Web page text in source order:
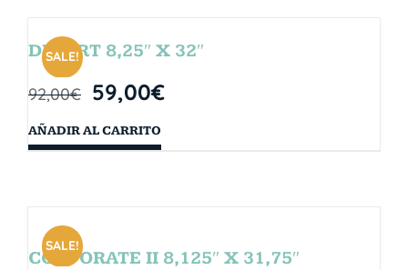
SALE!
DESERT 8,25″ X 32″
92,00€ 59,00€
AÑADIR AL CARRITO
SALE!
CORPORATE II 8,125″ X 31,75″